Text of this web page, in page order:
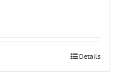
Details